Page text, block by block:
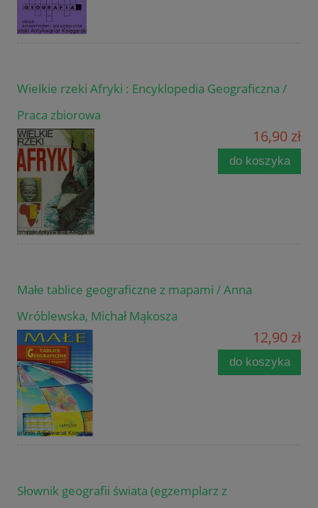
Wielkie rzeki Afryki : Encyklopedia Geograficzna /
Praca zbiorowa
16,90 zł
do koszyka
Małe tablice geograficzne z mapami / Anna
Wróblewska, Michał Mąkosza
12,90 zł
do koszyka
Słownik geografii świata (egzemplarz z